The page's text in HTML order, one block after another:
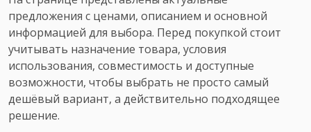
предложения с ценами, описанием и основной
информацией для выбора. Перед покупкой стоит
учитывать назначение товара, условия
использования, совместимость и доступные
возможности, чтобы выбрать не просто самый
дешёвый вариант, а действительно подходящее
решение.